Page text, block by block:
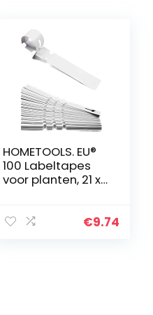
HOMETOOLS. EU®
100 Labeltapes
voor planten, 21 x
wit
€9.74